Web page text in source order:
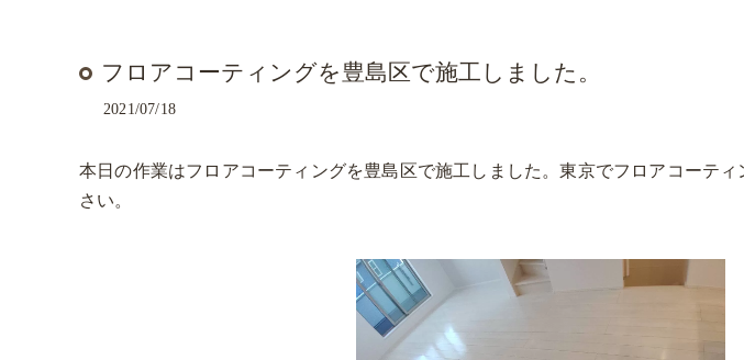
フロアコーティングを豊島区で施工しました。
2021/07/18
本日の作業はフロアコーティングを豊島区で施工しました。東京でフロアコーテ
さい。